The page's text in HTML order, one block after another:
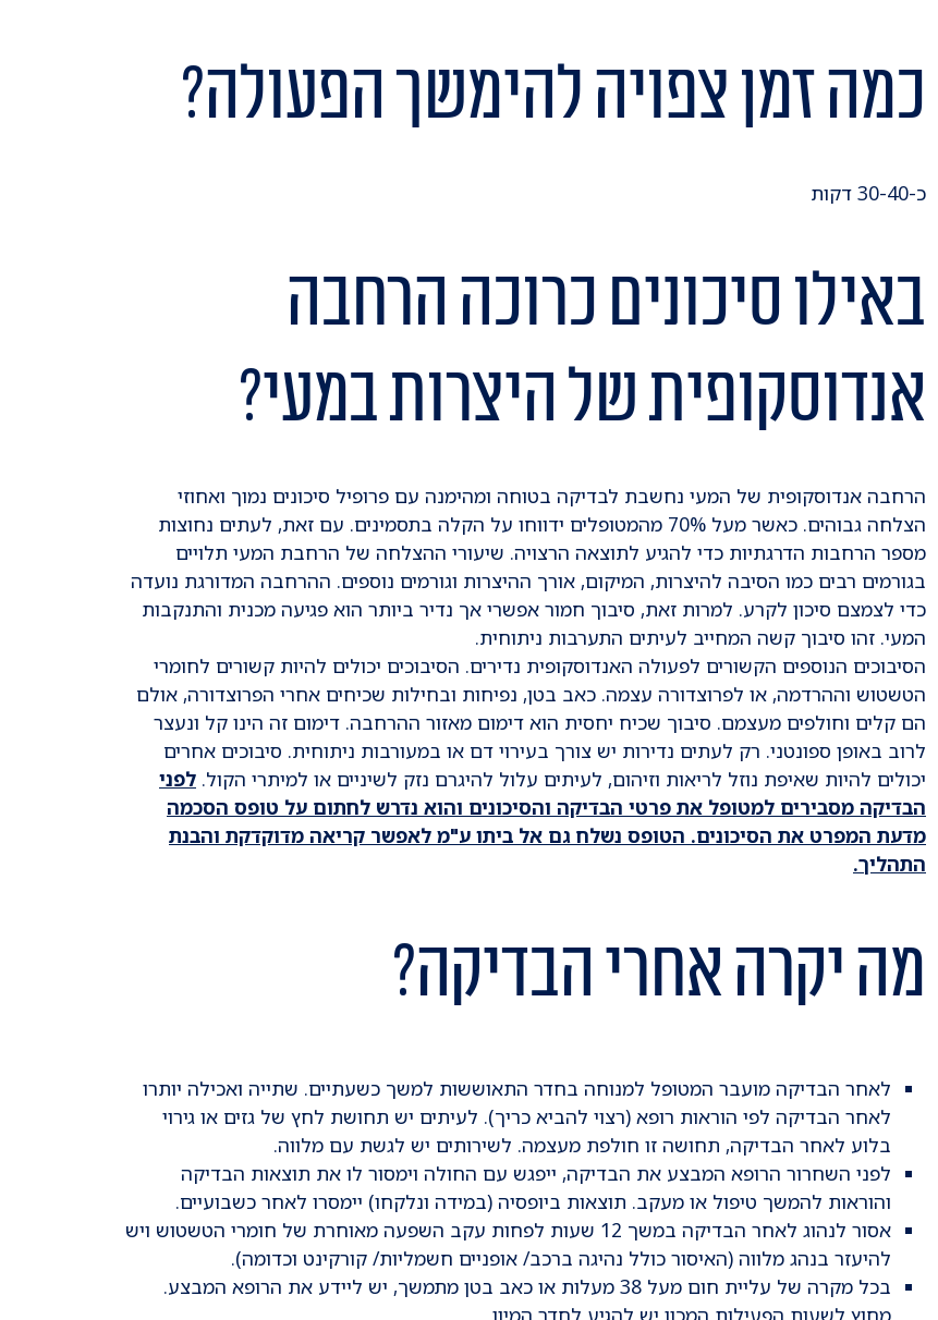
כמה זמן צפויה להימשך הפעולה?
כ-30-40 דקות
באילו סיכונים כרוכה הרחבה
אנדוסקופית של היצרות במעי?
הרחבה אנדוסקופית של המעי נחשבת לבדיקה בטוחה ומהימנה עם פרופיל סיכונים נמוך ואחוזי
הצלחה גבוהים. כאשר מעל 70% מהמטופלים ידווחו על הקלה בתסמינים. עם זאת, לעתים נחוצות
מספר הרחבות הדרגתיות כדי להגיע לתוצאה הרצויה. שיעורי ההצלחה של הרחבת המעי תלויים
בגורמים רבים כמו הסיבה להיצרות, המיקום, אורך ההיצרות וגורמים נוספים. ההרחבה המדורגת נועדה
כדי לצמצם סיכון לקרע. למרות זאת, סיבוך חמור אפשרי אך נדיר ביותר הוא פגיעה מכנית והתנקבות
המעי. זהו סיבוך קשה המחייב לעיתים התערבות ניתוחית.
הסיבוכים הנוספים הקשורים לפעולה האנדוסקופית נדירים. הסיבוכים יכולים להיות קשורים לחומרי
הטשטוש וההרדמה, או לפרוצדורה עצמה. כאב בטן, נפיחות ובחילות שכיחים אחרי הפרוצדורה, אולם
הם קלים וחולפים מעצמם. סיבוך שכיח יחסית הוא דימום מאזור ההרחבה. דימום זה הינו קל ונעצר
לרוב באופן ספונטני. רק לעתים נדירות יש צורך בעירוי דם או במעורבות ניתוחית. סיבוכים אחרים
יכולים להיות שאיפת נוזל לריאות וזיהום, לעיתים עלול להיגרם נזק לשיניים או למיתרי הקול. לפני
הבדיקה מסבירים למטופל את פרטי הבדיקה והסיכונים והוא נדרש לחתום על טופס הסכמה
מדעת המפרט את הסיכונים. הטופס נשלח גם אל ביתו ע"מ לאפשר קריאה מדוקדקת והבנת
התהליך.
מה יקרה אחרי הבדיקה?
לאחר הבדיקה מועבר המטופל למנוחה בחדר התאוששות למשך כשעתיים. שתייה ואכילה יותרו
לאחר הבדיקה לפי הוראות רופא (רצוי להביא כריך). לעיתים יש תחושת לחץ של גזים או גירוי
בלוע לאחר הבדיקה, תחושה זו חולפת מעצמה. לשירותים יש לגשת עם מלווה.
לפני השחרור הרופא המבצע את הבדיקה, ייפגש עם החולה וימסור לו את תוצאות הבדיקה
והוראות להמשך טיפול או מעקב. תוצאות ביופסיה (במידה ונלקחו) יימסרו לאחר כשבועיים.
אסור לנהוג לאחר הבדיקה במשך 12 שעות לפחות עקב השפעה מאוחרת של חומרי הטשטוש ויש
להיעזר בנהג מלווה (האיסור כולל נהיגה ברכב/ אופניים חשמליות/ קורקינט וכדומה).
בכל מקרה של עליית חום מעל 38 מעלות או כאב בטן מתמשך, יש ליידע את הרופא המבצע.
מחוץ לשעות הפעילות המכון יש להגיע לחדר המיון.